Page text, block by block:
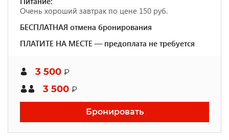
Очень хороший завтрак по цене 150 руб.
БЕСПЛАТНАЯ отмена бронирования
ПЛАТИТЕ НА МЕСТЕ — предоплата не требуется
3 500 ₽
3 500 ₽
Бронировать